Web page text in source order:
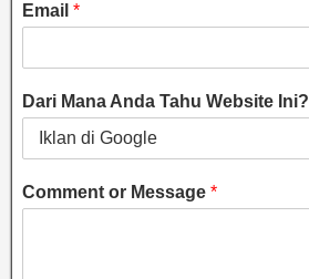
Email *
Dari Mana Anda Tahu Website Ini?
Comment or Message *